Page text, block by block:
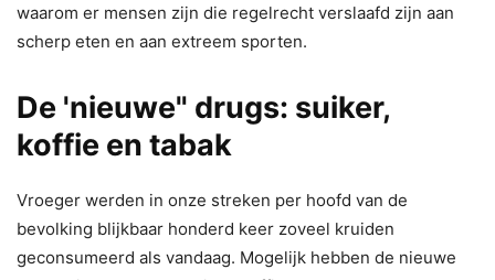
waarom er mensen zijn die regelrecht verslaafd zijn aan
scherp eten en aan extreem sporten.
De 'nieuwe" drugs: suiker,
koffie en tabak
Vroeger werden in onze streken per hoofd van de
bevolking blijk­baar honderd keer zoveel kruiden
geconsumeerd als vandaag. Mogelijk hebben de nieuwe